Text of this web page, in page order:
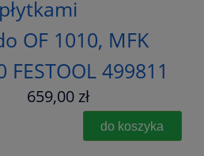
OF 1010, MFK
FESTOOL 499811
659,00 zł
do koszyka